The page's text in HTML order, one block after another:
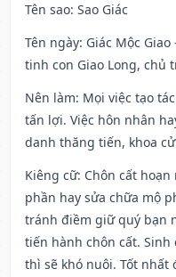
Tên sao: Sao Giác
Tên ngày: Giác Mộc
tinh con Giao Long, chủ
Nên làm: Mọi việc tạo
tấn lợi. Việc hôn nhân
danh thăng tiến, khoa
Kiêng cữ: Chôn cất
phần hay sửa chữa mộ
tránh điềm giữ quý bạn
tiến hành chôn cất. Sinh
thì sẽ khó nuôi. Tốt nhất